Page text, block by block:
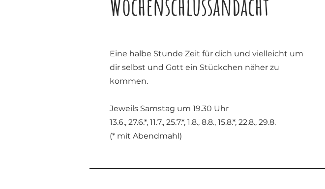
Eine halbe Stunde Zeit für dich und vielleicht um
dir selbst und Gott ein Stückchen näher zu
kommen.
Jeweils Samstag um 19.30 Uhr
13.6., 27.6.*, 11.7., 25.7.*, 1.8., 8.8., 15.8.*, 22.8., 29.8.
(* mit Abendmahl)